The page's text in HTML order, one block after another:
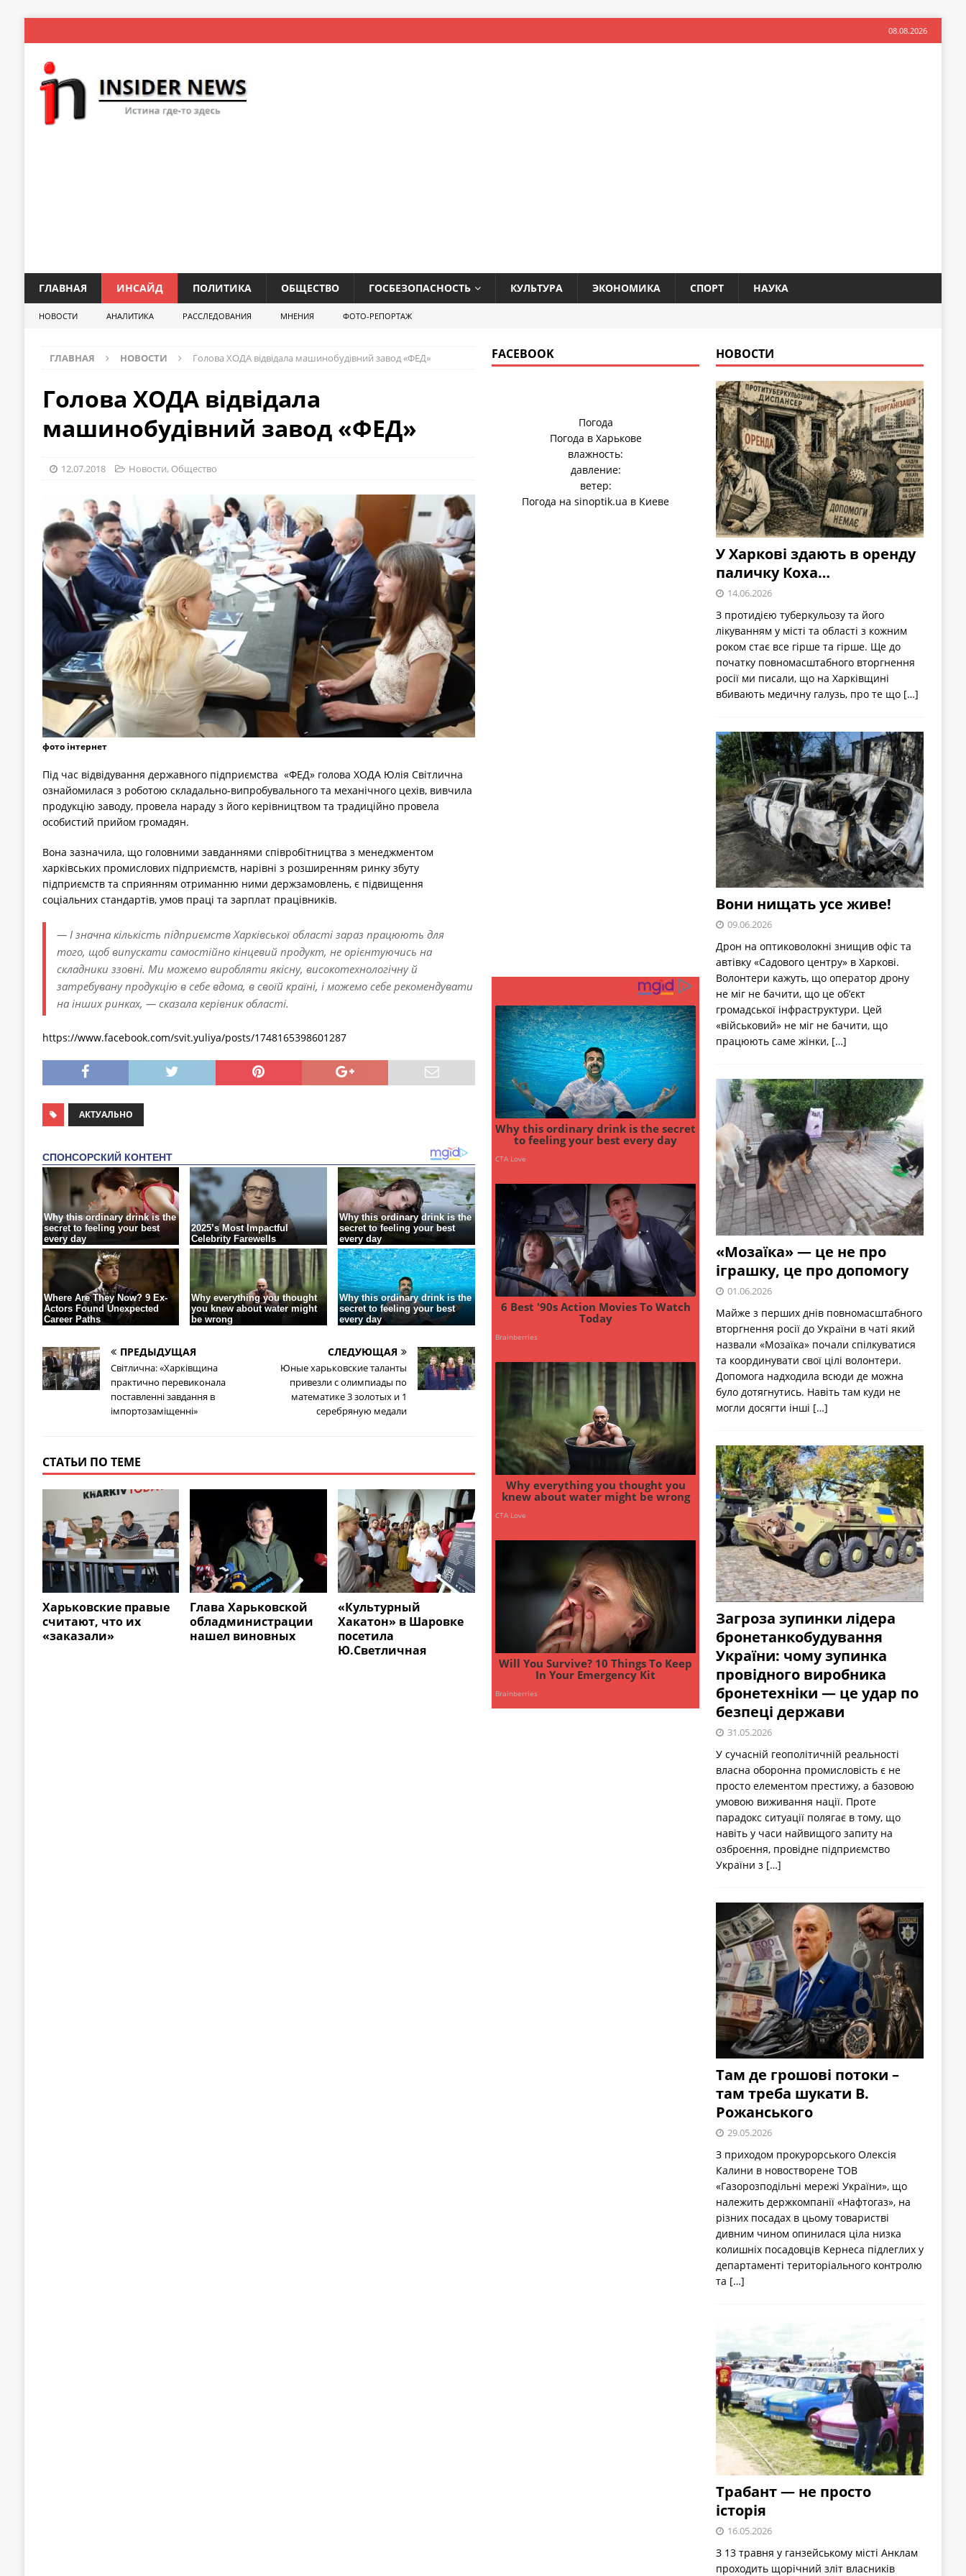
08.08.2026
ГЛАВНАЯ ИНСАЙД ПОЛИТИКА ОБЩЕСТВО ГОСБЕЗОПАСНОСТЬ КУЛЬТУРА ЭКОНОМИКА СПОРТ НАУКА
НОВОСТИ АНАЛИТИКА РАССЛЕДОВАНИЯ МНЕНИЯ ФОТО-РЕПОРТАЖ
ГЛАВНАЯ НОВОСТИ Голова ХОДА відвідала машинобудівний завод «ФЕД»
Голова ХОДА відвідала
машинобудівний завод «ФЕД»
12.07.2018 Новости, Общество
фото інтернет
Під час відвідування державного підприємства «ФЕД» голова ХОДА Юлія Світлична
ознайомилася з роботою складально-випробувального та механічного цехів, вивчила
продукцію заводу, провела нараду з його керівництвом та традиційно провела
особистий прийом громадян.
Вона зазначила, що головними завданнями співробітництва з менеджментом
харківських промислових підприємств, нарівні з розширенням ринку збуту
підприємств та сприянням отриманню ними держзамовлень, є підвищення
соціальних стандартів, умов праці та зарплат працівників.
— І значна кількість підприємств Харківської області зараз працюють для
того, щоб випускати самостійно кінцевий продукт, не орієнтуючись на
складники ззовні. Ми можемо виробляти якісну, високотехнологічну й
затребувану продукцію в себе вдома, в своїй країні, і можемо себе рекомендувати
на інших ринках, — сказала керівник області.
https://www.facebook.com/svit.yuliya/posts/1748165398601287
АКТУАЛЬНО
ПРЕДЫДУЩАЯ
Світлична: «Харківщина
практично перевиконала
поставленні завдання в
імпортозаміщенні»
СЛЕДУЮЩАЯ
Юные харьковские таланты
привезли с олимпиады по
математике 3 золотых и 1
серебряную медали
СТАТЬИ ПО ТЕМЕ
Харьковские правые
считают, что их
«заказали»
Глава Харьковской
обладминистрации
нашел виновных
«Культурный
Хакатон» в Шаровке
посетила
Ю.Светличная
FACEBOOK
Погода
Погода в Харькове
влажность:
давление:
ветер:
Погода наsinoptik.ua в Киеве
НОВОСТИ
У Харкові здають в оренду
паличку Коха…
14.06.2026
З протидією туберкульозу та його
лікуванням у місті та області з кожним
роком стає все гірше та гірше. Ще до
початку повномасштабного вторгнення
росії ми писали, що на Харківщині
вбивають медичну галузь, про те що […]
Вони нищать усе живе!
09.06.2026
Дрон на оптиковолокні знищив офіс та
автівку «Садового центру» в Харкові.
Волонтери кажуть, що оператор дрону
не міг не бачити, що це об’єкт
громадської інфраструктури. Цей
«військовий» не міг не бачити, що
працюють саме жінки, […]
«Мозаїка» — це не про
іграшку, це про допомогу
01.06.2026
Майже з перших днів повномасштабного
вторгнення росії до України в чаті який
назвали «Мозаїка» почали спілкуватися
та координувати свої цілі волонтери.
Допомога надходила всюди де можна
було дотягнутись. Навіть там куди не
могли досягти інші […]
Загроза зупинки лідера
бронетанкобудування
України: чому зупинка
провідного виробника
бронетехніки — це удар по
безпеці держави
31.05.2026
У сучасній геополітичній реальності
власна оборонна промисловість є не
просто елементом престижу, а базовою
умовою виживання нації. Проте
парадокс ситуації полягає в тому, що
навіть у часи найвищого запиту на
озброєння, провідне підприємство
України з […]
Там де грошові потоки –
там треба шукати В.
Рожанського
29.05.2026
З приходом прокурорського Олексія
Калини в новостворене ТОВ
«Газорозподільні мережі України», що
належить держкомпанії «Нафтогаз», на
різних посадах в цьому товаристві
дивним чином опинилася ціла низка
колишніх посадовців Кернеса підлеглих у
департаменті територіального контролю
та […]
Трабант — не просто
історія
16.05.2026
З 13 травня у ганзейському місті Анклам
проходить щорічний зліт власників